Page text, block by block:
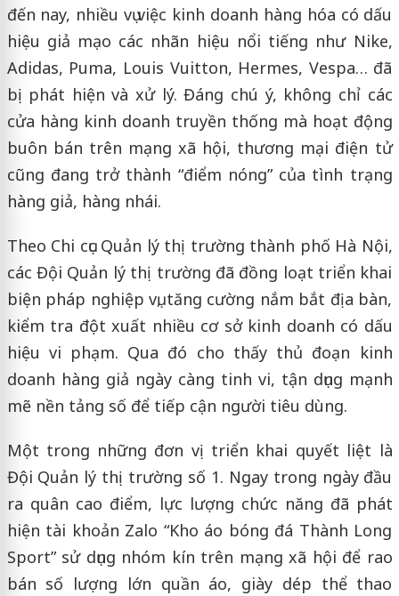
đến nay, nhiều vụ việc kinh doanh hàng hóa có dấu
hiệu giả mạo các nhãn hiệu nổi tiếng như Nike,
Adidas, Puma, Louis Vuitton, Hermes, Vespa… đã
bị phát hiện và xử lý. Đáng chú ý, không chỉ các
cửa hàng kinh doanh truyền thống mà hoạt động
buôn bán trên mạng xã hội, thương mại điện tử
cũng đang trở thành “điểm nóng” của tình trạng
hàng giả, hàng nhái.
Theo Chi cục Quản lý thị trường thành phố Hà Nội,
các Đội Quản lý thị trường đã đồng loạt triển khai
biện pháp nghiệp vụ, tăng cường nắm bắt địa bàn,
kiểm tra đột xuất nhiều cơ sở kinh doanh có dấu
hiệu vi phạm. Qua đó cho thấy thủ đoạn kinh
doanh hàng giả ngày càng tinh vi, tận dụng mạnh
mẽ nền tảng số để tiếp cận người tiêu dùng.
Một trong những đơn vị triển khai quyết liệt là
Đội Quản lý thị trường số 1. Ngay trong ngày đầu
ra quân cao điểm, lực lượng chức năng đã phát
hiện tài khoản Zalo “Kho áo bóng đá Thành Long
Sport” sử dụng nhóm kín trên mạng xã hội để rao
bán số lượng lớn quần áo, giày dép thể thao